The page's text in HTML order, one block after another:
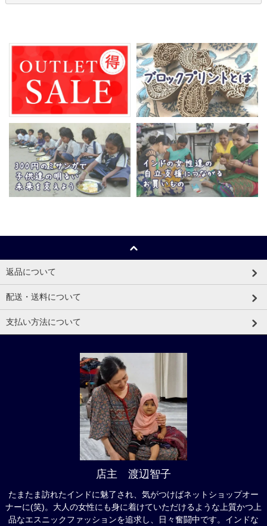
返品について
配送・送料について
支払い方法について
店主 渡辺智子
たまたま訪れたインドに魅了され、気がつけばネットショップオー
ナーに(笑)。大人の女性にも身に着けていただけるような上質かつ上
品なエスニックファッションを追求し、日々奮闘中です。インドな